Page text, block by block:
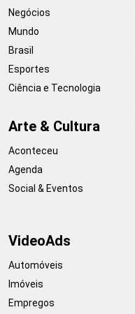
Negócios
Mundo
Brasil
Esportes
Ciência e Tecnologia
Arte & Cultura
Aconteceu
Agenda
Social & Eventos
VideoAds
Automóveis
Imóveis
Empregos